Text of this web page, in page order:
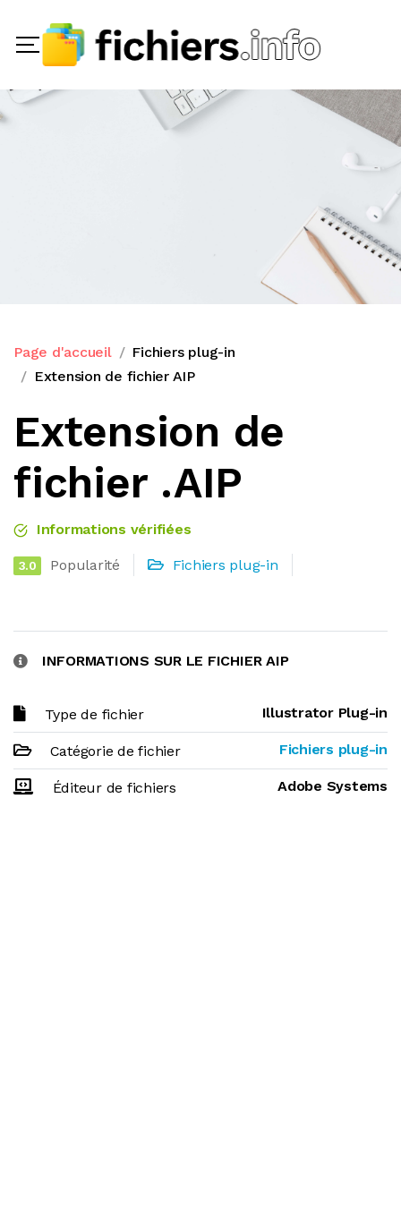
Page d'accueil
Fichiers plug-in
Extension de fichier AIP
Extension de
fichier .AIP
Informations vérifiées
3.0 Popularité Fichiers plug-in
INFORMATIONS SUR LE FICHIER AIP
Type de fichier Illustrator Plug-in
Catégorie de fichier Fichiers plug-in
Éditeur de fichiers Adobe Systems